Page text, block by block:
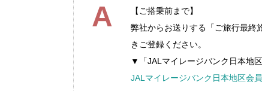
A
【ご搭乗前まで】
弊社からお送りする「ご旅行最終
きご登録ください。
▼「JALマイレージバンク日本地
JALマイレージバンク日本地区会